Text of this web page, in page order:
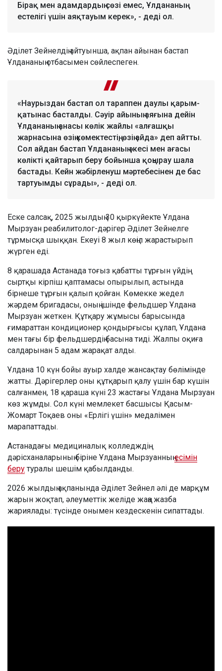
Бірақ мен адамдардың сөзі емес, Ұлдананың
естелігі үшін аяқтауым керек», - деді ол.
Әділет Зейнелдің айтуынша, ақпан айынан бастап
Ұлдананың отбасымен сөйлеспеген.
«Наурыздан бастап ол тараппен даулы қарым-
қатынас басталды. Сәуір айының аяғына дейін
Ұлдананың анасы көлік жайлы «алғашқы
жарнасына өзің көмектестің, өзің айда» деп айтты.
Сол айдан бастап Ұлдананың әкесі мен ағасы
көлікті қайтарып беру бойынша қоңырау шала
бастады. Кейн жәбірленуш мәртебесінен де бас
тартуымды сұрады», - деді ол.
Еске салсақ, 2025 жылдың 30 қыркүйекте Ұлдана
Мырзуан реабилитолог-дәрігер Әділет Зейнелге
тұрмысқа шыққан. Екеуі 8 жыл көңіл жарастырып
жүрген еді.
8 қарашада Астанада тоғыз қабатты тұрғын үйдің
сыртқы кірпіш қаптамасы опырылып, астында
бірнеше тұрғын қалып қойған. Көмекке жедел
жәрдем бригадасы, оның ішінде фельдшер Ұлдана
Мырзуан жеткен. Құтқару жұмысы барысында
ғимараттан кондиционер қондырғысы құлап, Ұлдана
мен тағы бір фельдшердің басына тиді. Жалпы оқиға
салдарынан 5 адам жарақат алды.
Ұлдана 10 күн бойы ауыр халде жансақтау бөлімінде
жатты. Дәрігерлер оны құтқарып қалу үшін бар күшін
салғанмен, 18 қараша күні 23 жастағы Ұлдана Мырзуан
көз жұмды. Сол күні мемлекет басшысы Қасым-
Жомарт Тоқаев оны «Ерлігі үшін» медалімен
марапаттады.
Астанадағы медициналық колледждің
дәрісханаларының біріне Ұлдана Мырзуанныңесімін
беру туралы шешім қабылданды.
2026 жылдың ақпанында Әділет Зейнел әлі де марқұм
жарын жоқтап, әлеуметтік желіде жаңа жазба
жариялады: түсінде онымен кездескенін сипаттады.